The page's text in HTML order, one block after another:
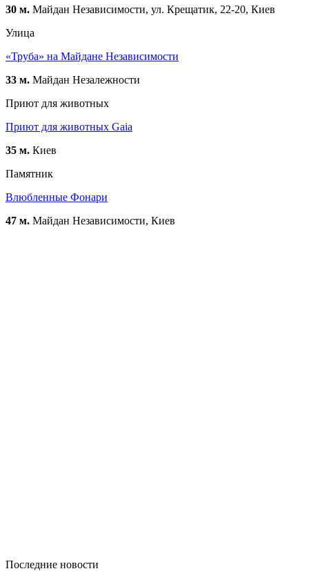
30 м. Майдан Независимости, ул. Крещатик, 22-20, Киев
Улица
«Труба» на Майдане Независимости
33 м. Майдан Незалежности
Приют для животных
Приют для животных Gaia
35 м. Киев
Памятник
Влюбленные Фонари
47 м. Майдан Независимости, Киев
Последние новости